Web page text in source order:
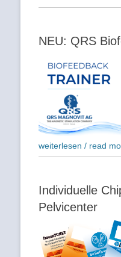
NEU: QRS
weiterlesen / read
Individuelle
Pelvicenter